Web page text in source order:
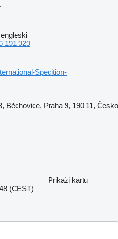
191 929
Spedition-
Běchovice, Praha 9, 190 11, Česko
Prikaži kartu
(CEST)